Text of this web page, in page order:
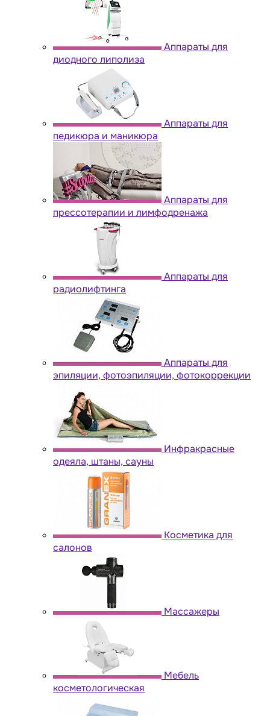
Аппараты для
диодного липолиза
Аппараты для
педикюра и маникюра
Аппараты для
прессотерапии и лимфодренажа
Аппараты для
радиолифтинга
Аппараты для
эпиляции, фотоэпиляции, фотокоррекции
Инфракрасные
одеяла, штаны, сауны
Косметика для
салонов
Массажеры
Мебель
косметологическая